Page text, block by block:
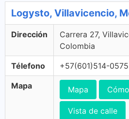
Logysto, Villavicencio,
Dirección
Carrera 27,
Colombia
Télefono +57(601)514-0575
Mapa Mapa
Vista de calle